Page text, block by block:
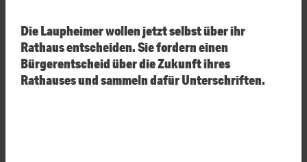
Die Laupheimer wollen jetzt selbst über ihr
Rathaus entscheiden. Sie fordern einen
Bürgerentscheid über die Zukunft ihres
Rathauses und sammeln dafür Unterschriften.